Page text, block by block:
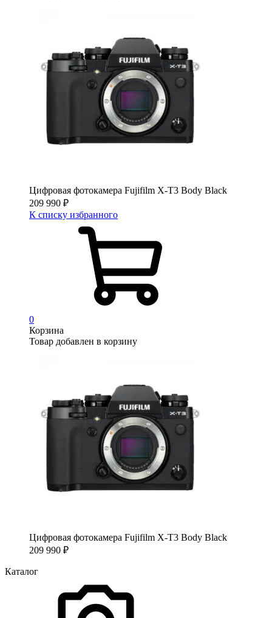
Цифровая фотокамера Fujifilm X-T3 Body Black
209 990 ₽
К списку избранного
0
Корзина
Товар добавлен в корзину
Цифровая фотокамера Fujifilm X-T3 Body Black
209 990 ₽
Каталог